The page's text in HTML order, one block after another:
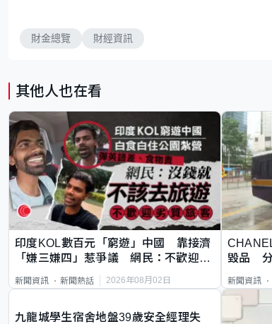
財金總覽 財經資訊
其他人也在看
印度KOL數百元「窮遊」中國 靠接濟
「嫌三嫌四」惹爭議 網民：不歡迎劣
新聞資訊 新聞熱話 2026年08月02日
毀品 分
新聞資訊
九龍城學生宿舍地盤39歲安全經理失